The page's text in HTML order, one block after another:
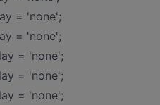
= 'none';
= 'none';
= 'none';
= 'none';
= 'none';